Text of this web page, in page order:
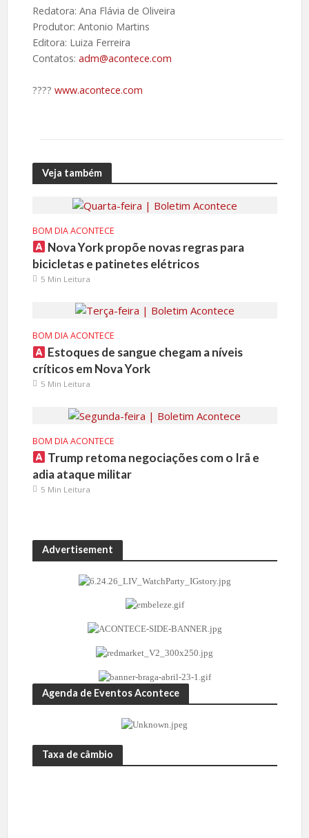
Redatora: Ana Flávia de Oliveira
Produtor: Antonio Martins
Editora: Luiza Ferreira
Contatos: adm@acontece.com
????️ www.acontece.com
Veja também
BOM DIA ACONTECE
Nova York propõe novas regras para
bicicletas e patinetes elétricos
5 Min Leitura
BOM DIA ACONTECE
Estoques de sangue chegam a níveis
críticos em Nova York
5 Min Leitura
BOM DIA ACONTECE
Trump retoma negociações com o Irã e
adia ataque militar
5 Min Leitura
Advertisement
Agenda de Eventos Acontece
Taxa de câmbio